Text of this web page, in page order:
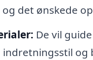
det ønskede
De vil
indretningsstil og